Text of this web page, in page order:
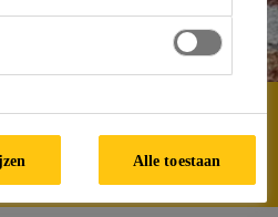
Alle toestaan